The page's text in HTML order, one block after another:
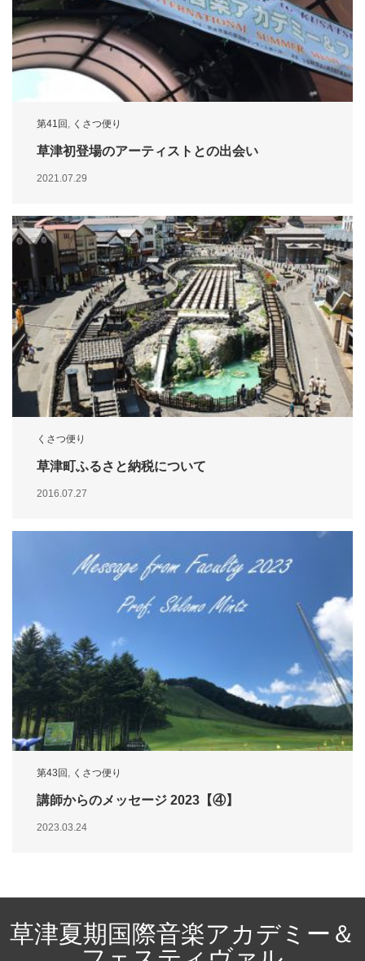
第41回 くさつ便り
草津初登場のアーティストとの出会い
2021.07.29
くさつ便り
草津町ふるさと納税について
2016.07.27
第43回 くさつ便り
講師からのメッセージ 2023【④】
2023.03.24
草津夏期国際音楽アカデミー＆